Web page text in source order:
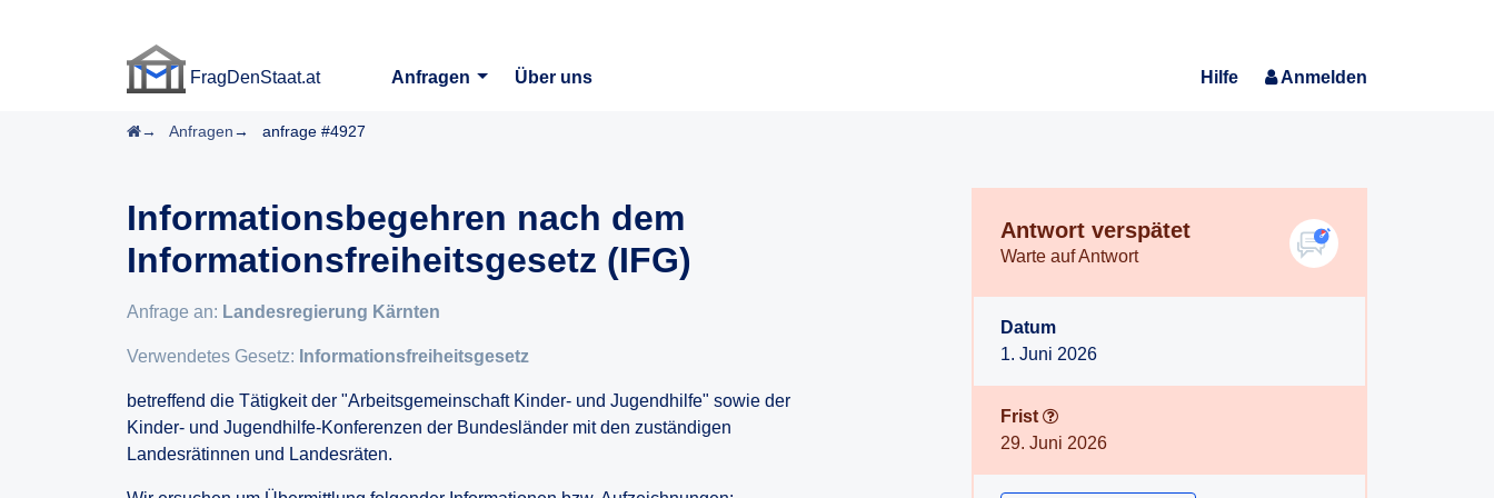
FragDenStaat.at
Anfragen
Über uns Hilfe Anmelden
Startseite
Anfragen anfrage #4927
Informationsbegehren nach dem
Informationsfreiheitsgesetz (IFG)
Anfrage an: Landesregierung Kärnten
Verwendetes Gesetz: Informationsfreiheitsgesetz
betreffend die Tätigkeit der "Arbeitsgemeinschaft Kinder- und Jugendhilfe" sowie der
Kinder- und Jugendhilfe-Konferenzen der Bundesländer mit den zuständigen
Landesrätinnen und Landesräten.
Antwort verspätet
Warte auf Antwort
Datum
1. Juni 2026
Frist
29. Juni 2026